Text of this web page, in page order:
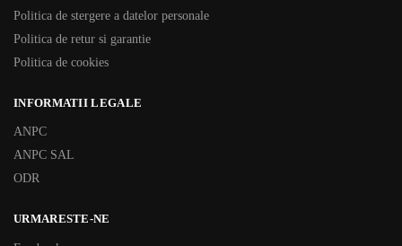
Politica de stergere a datelor personale
Politica de retur si garantie
Politica de cookies
INFORMATII LEGALE
ANPC
ANPC SAL
ODR
URMARESTE-NE